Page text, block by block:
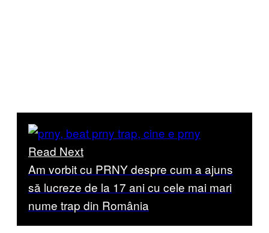
Read Next
Am vorbit cu PRNY despre cum a ajuns
să lucreze de la 17 ani cu cele mai mari
nume trap din România